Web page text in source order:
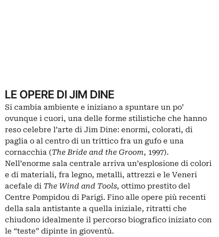
LE OPERE DI JIM DINE
Si cambia ambiente e iniziano a spuntare un po’
ovunque i cuori, una delle forme stilistiche che hanno
reso celebre l’arte di Jim Dine: enormi, colorati, di
paglia o al centro di un trittico fra un gufo e una
cornacchia (The Bride and the Groom, 1997).
Nell’enorme sala centrale arriva un’esplosione di colori
e di materiali, fra legno, metalli, attrezzi e le Veneri
acefale di The Wind and Tools, ottimo prestito del
Centre Pompidou di Parigi. Fino alle opere più recenti
della sala antistante a quella iniziale, ritratti che
chiudono idealmente il percorso biografico iniziato con
le “teste” dipinte in gioventù.